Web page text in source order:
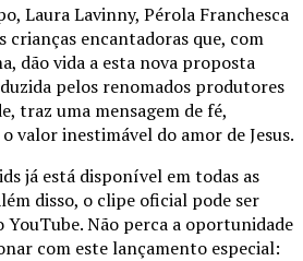
Laura Lavinny, Pérola Franchesca
crianças encantadoras que, com
dão vida a esta nova proposta
pelos renomados produtores
traz uma mensagem de fé,
valor inestimável do amor de Jesus.
já está disponível em todas as
disso, o clipe oficial pode ser
Não perca a oportunidade
com este lançamento especial: